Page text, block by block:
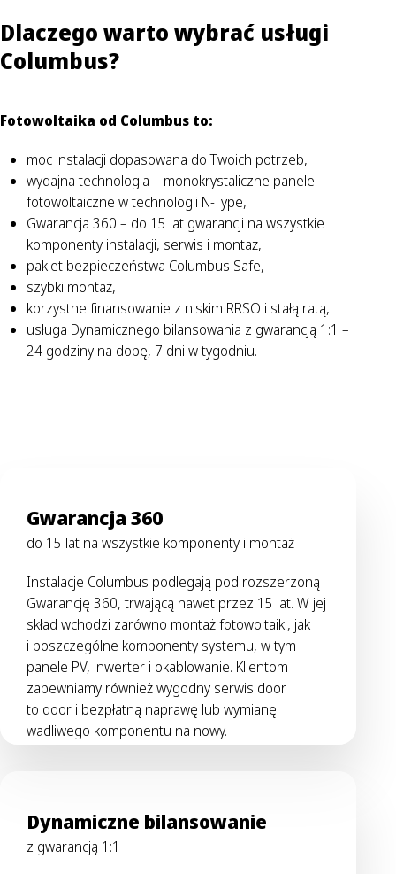
Dlaczego warto wybrać usługi
Columbus?
Fotowoltaika od Columbus to:
moc instalacji dopasowana do Twoich potrzeb,
wydajna technologia – monokrystaliczne panele
fotowoltaiczne w technologii N-Type,
Gwarancja 360 – do 15 lat gwarancji na wszystkie
komponenty instalacji, serwis i montaż,
pakiet bezpieczeństwa Columbus Safe,
szybki montaż,
korzystne finansowanie z niskim RRSO i stałą ratą,
usługa Dynamicznego bilansowania z gwarancją 1:1 –
24 godziny na dobę, 7 dni w tygodniu.
Gwarancja 360
do 15 lat na wszystkie komponenty i montaż
Instalacje Columbus podlegają pod rozszerzoną
Gwarancję 360, trwającą nawet przez 15 lat. W jej
skład wchodzi zarówno montaż fotowoltaiki, jak
i poszczególne komponenty systemu, w tym
panele PV, inwerter i okablowanie. Klientom
zapewniamy również wygodny serwis door
to door i bezpłatną naprawę lub wymianę
wadliwego komponentu na nowy.
Dynamiczne bilansowanie
z gwarancją 1:1